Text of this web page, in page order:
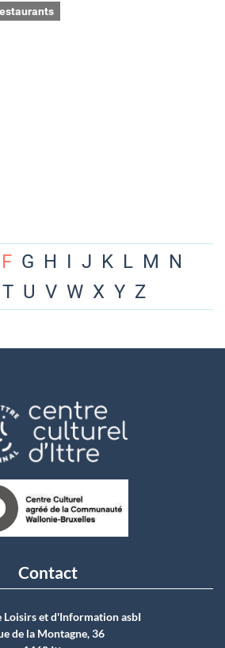
F G H I J K L M N
T U V W X Y Z
Contact
Loisirs et d'Information asbI
de la Montagne, 36